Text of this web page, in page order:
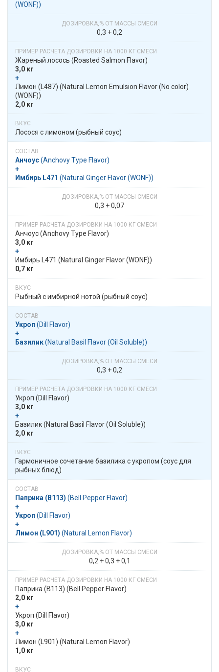
(WONF))
0,3 + 0,2
Жареный лосось​​ (Roasted Salmon Flavor)
3,0 кг
+
​​ Лимон (L487)​​ (Natural Lemon Emulsion Flavor (No color)
(WONF))
2,0 кг
Лосося с лимоном (рыбный соус)
Анчоус​​ (Anchovy Type Flavor)
+
Имбирь L471 ​​ (Natural Ginger Flavor (WONF))
0,3 + 0,07
Анчоус​​ (Anchovy Type Flavor)
3,0 кг
+
​​ Имбирь L471​​ (Natural Ginger Flavor (WONF))
0,7 кг
Рыбный с имбирной нотой (рыбный соус)
Укроп ​​ (Dill Flavor)
+
Базилик​​ (Natural Basil Flavor (Oil Soluble))
0,3 + 0,2
Укроп​​ (Dill Flavor)
3,0 кг
+
​​ Базилик​​ (Natural Basil Flavor (Oil Soluble))
2,0 кг
Гармоничное сочетание базилика с укропом (соус для
рыбных блюд)
Паприка (B113) ​​ (Bell Pepper Flavor)
+
Укроп ​​ (Dill Flavor)
+
Лимон (L901) ​​ (Natural Lemon Flavor)
0,2 + 0,3 + 0,1
Паприка (B113)​​ (Bell Pepper Flavor)
2,0 кг
+
​​ Укроп​​ (Dill Flavor)
3,0 кг
+
​​ Лимон (L901)​​ (Natural Lemon Flavor)
1,0 кг